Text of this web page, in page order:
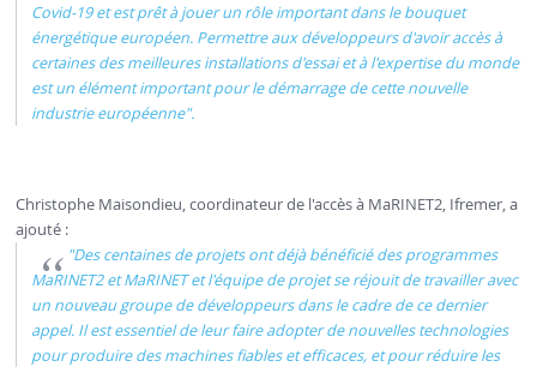
Covid-19 et est prêt à jouer un rôle important dans le bouquet
énergétique européen. Permettre aux développeurs d'avoir accès à
certaines des meilleures installations d'essai et à l'expertise du monde
est un élément important pour le démarrage de cette nouvelle
industrie européenne".
Christophe Maisondieu, coordinateur de l'accès à MaRINET2, Ifremer, a
ajouté :
"Des centaines de projets ont déjà bénéficié des programmes
MaRINET2 et MaRINET et l'équipe de projet se réjouit de travailler avec
un nouveau groupe de développeurs dans le cadre de ce dernier
appel. Il est essentiel de leur faire adopter de nouvelles technologies
pour produire des machines fiables et efficaces, et pour réduire les